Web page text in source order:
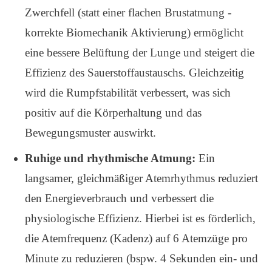
Zwerchfell (statt einer flachen Brustatmung -
korrekte Biomechanik Aktivierung) ermöglicht
eine bessere Belüftung der Lunge und steigert die
Effizienz des Sauerstoffaustauschs. Gleichzeitig
wird die Rumpfstabilität verbessert, was sich
positiv auf die Körperhaltung und das
Bewegungsmuster auswirkt.
Ruhige und rhythmische Atmung: Ein
langsamer, gleichmäßiger Atemrhythmus reduziert
den Energieverbrauch und verbessert die
physiologische Effizienz. Hierbei ist es förderlich,
die Atemfrequenz (Kadenz) auf 6 Atemzüge pro
Minute zu reduzieren (bspw. 4 Sekunden ein- und